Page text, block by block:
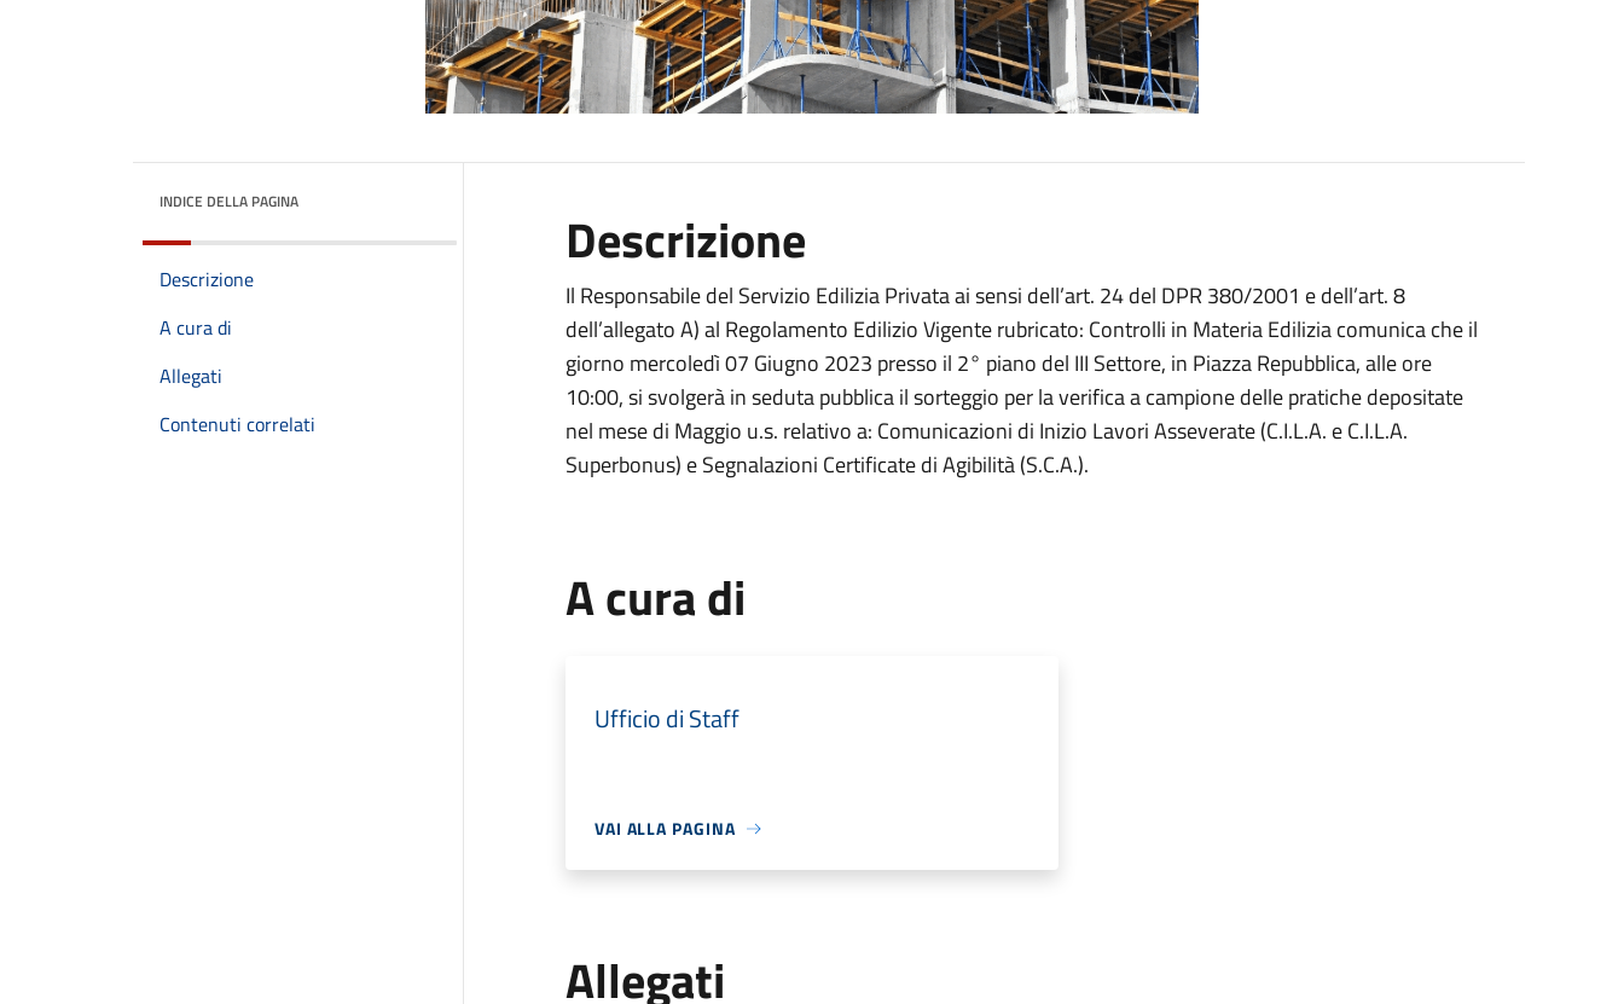
INDICE DELLA PAGINA
Descrizione
A cura di
Allegati
Contenuti correlati
Descrizione
Il Responsabile del Servizio Edilizia Privata ai sensi dell’art. 24 del DPR 380/2001 e dell’art. 8
dell’allegato A) al Regolamento Edilizio Vigente rubricato: Controlli in Materia Edilizia comunica che il
giorno mercoledì 07 Giugno 2023 presso il 2° piano del III Settore, in Piazza Repubblica, alle ore
10:00, si svolgerà in seduta pubblica il sorteggio per la verifica a campione delle pratiche depositate
nel mese di Maggio u.s. relativo a: Comunicazioni di Inizio Lavori Asseverate (C.I.L.A. e C.I.L.A.
Superbonus) e Segnalazioni Certificate di Agibilità (S.C.A.).
A cura di
Ufficio di Staff
VAI ALLA PAGINA
Allegati